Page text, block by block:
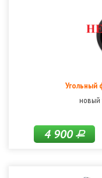
Угольный
новый
4 900Р